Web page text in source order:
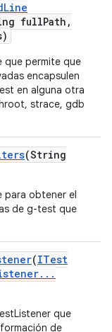
Line
fullPath ,
que permite que
encapsulen
en alguna otra
strace, gdb
(String
para obtener el
de g-test que
(ITest
. . .
que
de